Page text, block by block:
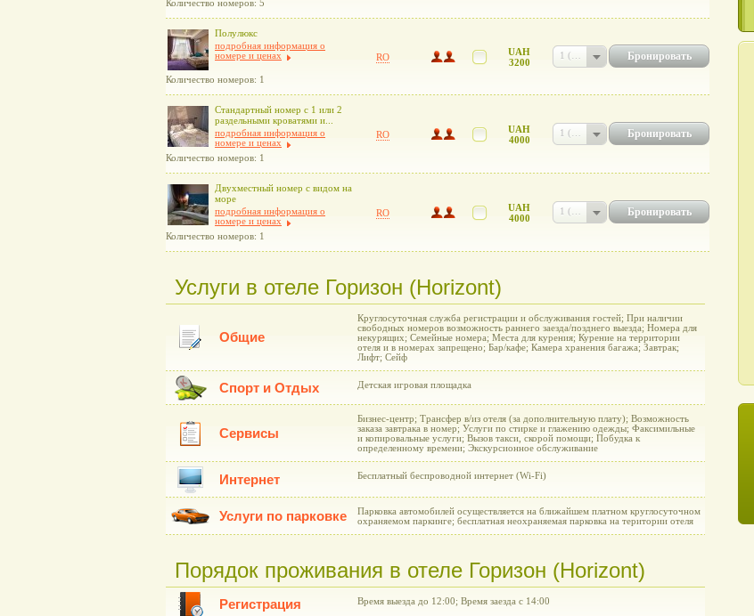
Количество номеров: 5
Полулюкс
подробная информация о
номере и ценах
Количество номеров: 1
RO
UAH
3200
Бронировать
Стандартный номер с 1 или 2
раздельными кроватями и...
подробная информация о
номере и ценах
Количество номеров: 1
RO
UAH
4000
Бронировать
Двухместный номер с видом на
море
подробная информация о
номере и ценах
Количество номеров: 1
RO
UAH
4000
Бронировать
Услуги в отеле Горизон (Horizont)
Общие
Круглосуточная служба регистрации и обслуживания гостей; При наличии
свободных номеров возможность раннего заезда/позднего выезда; Номера для
некурящих; Семейные номера; Места для курения; Курение на территории
отеля и в номерах запрещено; Бар/кафе; Камера хранения багажа; Завтрак;
Лифт; Сейф
Спорт и Отдых Детская игровая площадка
Сервисы
Бизнес-центр; Трансфер в/из отеля (за дополнительную плату); Возможность
заказа завтрака в номер; Услуги по стирке и глажению одежды; Факсимильные
и копировальные услуги; Вызов такси, скорой помощи; Побудка к
определенному времени; Экскурсионное обслуживание
Интернет Бесплатный беспроводной интернет (Wi-Fi)
Услуги по парковке
Парковка автомобилей осуществляется на ближайшем платном круглосуточном
охраняемом паркинге; бесплатная неохраняемая парковка на територии отеля
Порядок проживания в отеле Горизон (Horizont)
Регистрация Время выезда до 12:00; Время заезда с 14:00